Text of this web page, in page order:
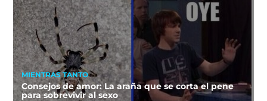
MIENTRAS TANTO
Consejos de amor: La araña que se corta el pene
para sobrevivir al sexo